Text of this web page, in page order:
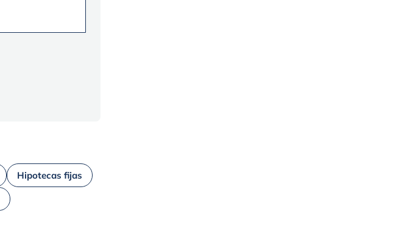
Hipotecas fijas